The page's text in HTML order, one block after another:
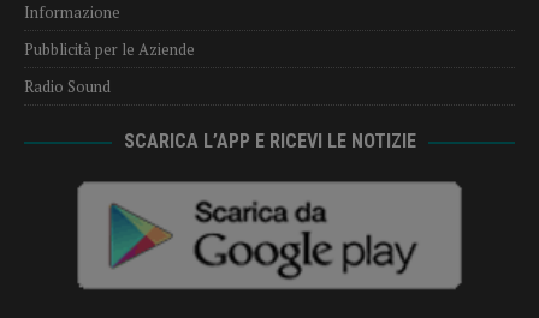
Informazione
Pubblicità per le Aziende
Radio Sound
SCARICA L’APP E RICEVI LE NOTIZIE